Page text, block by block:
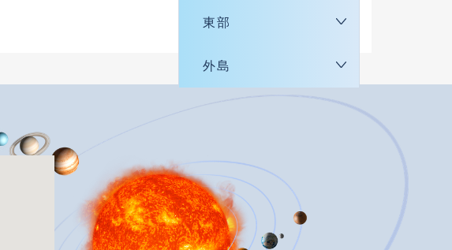
東部
外島